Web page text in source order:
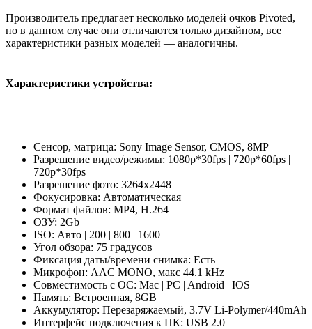
Производитель предлагает несколько моделей очков Pivoted,
но в данном случае они отличаются только дизайном, все
характеристики разных моделей — аналогичны.
Характеристики устройства:
Сенсор, матрица: Sony Image Sensor, CMOS, 8MP
Разрешение видео/режимы: 1080p*30fps | 720p*60fps |
720p*30fps
Разрешение фото: 3264x2448
Фокусировка: Автоматическая
Формат файлов: MP4, H.264
ОЗУ: 2Gb
ISO: Авто | 200 | 800 | 1600
Угол обзора: 75 градусов
Фиксация даты/времени снимка: Есть
Микрофон: AAC MONO, макс 44.1 kHz
Совместимость с ОС: Mac | PC | Android | IOS
Память: Встроенная, 8GB
Аккумулятор: Перезаряжаемый, 3.7V Li-Polymer/440mAh
Интерфейс подключения к ПК: USB 2.0